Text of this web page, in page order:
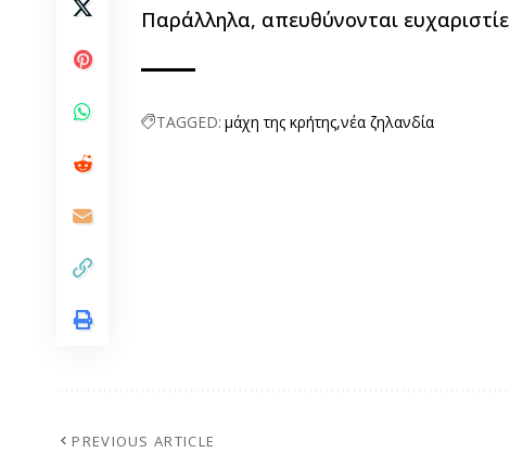
Παράλληλα, απευθύνονται
TAGGED: μάχη της κρήτης νέα ζηλανδία
PREVIOUS ARTICLE